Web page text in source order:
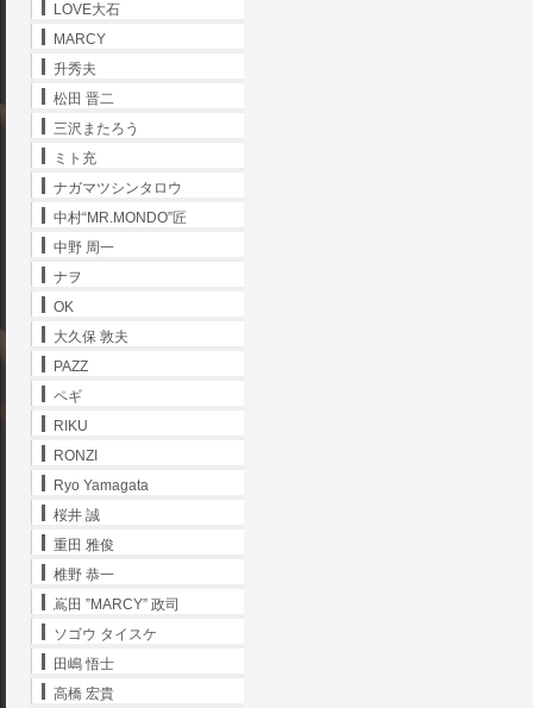
LOVE大石
MARCY
升秀夫
松田 晋二
三沢またろう
ミト充
ナガマツシンタロウ
中村“MR.MONDO”匠
中野 周一
ナヲ
OK
大久保 敦夫
PAZZ
ペギ
RIKU
RONZI
Ryo Yamagata
桜井 誠
重田 雅俊
椎野 恭一
嶌田 ”MARCY” 政司
ソゴウ タイスケ
田嶋 悟士
高橋 宏貴